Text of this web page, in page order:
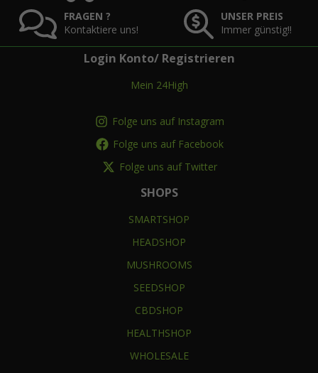
FRAGEN ?
Kontaktiere uns!
UNSER PREIS
Immer günstig!!
Login Konto/ Registrieren
Mein 24High
Folge uns auf Instagram
Folge uns auf Facebook
Folge uns auf Twitter
SHOPS
SMARTSHOP
HEADSHOP
MUSHROOMS
SEEDSHOP
CBDSHOP
HEALTHSHOP
WHOLESALE